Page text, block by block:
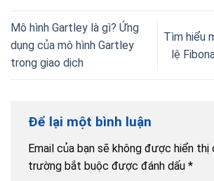
Mô hình Gartley là gì? Ứng
dụng của mô hình Gartley
trong giao dịch
Tìm hiểu
lệ
Để lại một bình luận
Email của bạn sẽ không được hiển thị
trường bắt buộc được đánh dấu *